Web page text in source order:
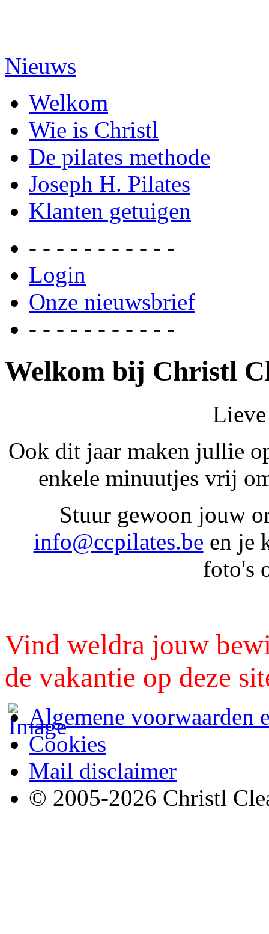
Nieuws
Welkom
Wie is Christl
De pilates methode
Joseph H. Pilates
Klanten getuigen
- - - - - - - - - - -
Login
Onze nieuwsbrief
- - - - - - - - - - -
Welkom bij Christl
Ook dit jaar maken jullie
enkele minuutjes vrij
Stuur gewoon jouw
info@ccpilates.be en je
foto's
Vind weldra jouw
de vakantie op deze
Algemene voorwaarden
Cookies
Mail disclaimer
© 2005-2026 Christl